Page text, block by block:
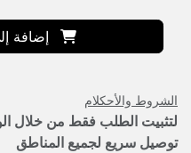
إضافة
الشروط والأحكلام
لتثبيت الطلب فقط من خلال
توصيل سريع لجميع المناطق